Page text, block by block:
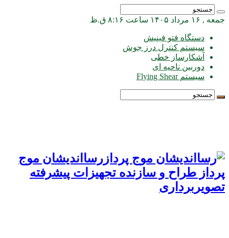
جمعه , ۱۶ مرداد ۱۴۰۵ ساعت ۸:۱۶ ق.ظ
دستگاه فتو فینیش
سیستم کنترل درز جوش
آشکارساز خطی
دوربین ناحیه ای
سیستم Flying Shear
رسااندیشان موج
پرداز طراح و سازنده تجهیزات پیشرفته
تصویربرداری